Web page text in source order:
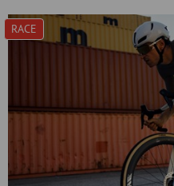
RACE